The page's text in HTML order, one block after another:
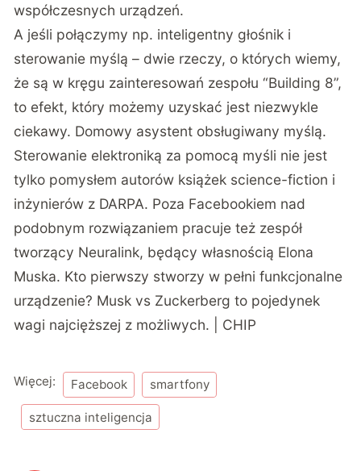
współczesnych urządzeń.
A jeśli połączymy np. inteligentny głośnik i
sterowanie myślą – dwie rzeczy, o których wiemy,
że są w kręgu zainteresowań zespołu “Building 8”,
to efekt, który możemy uzyskać jest niezwykle
ciekawy. Domowy asystent obsługiwany myślą.
Sterowanie elektroniką za pomocą myśli nie jest
tylko pomysłem autorów książek science-fiction i
inżynierów z DARPA. Poza Facebookiem nad
podobnym rozwiązaniem pracuje też zespół
tworzący Neuralink, będący własnością Elona
Muska. Kto pierwszy stworzy w pełni funkcjonalne
urządzenie? Musk vs Zuckerberg to pojedynek
wagi najcięższej z możliwych. | CHIP
Więcej: Facebook smartfony
sztuczna inteligencja